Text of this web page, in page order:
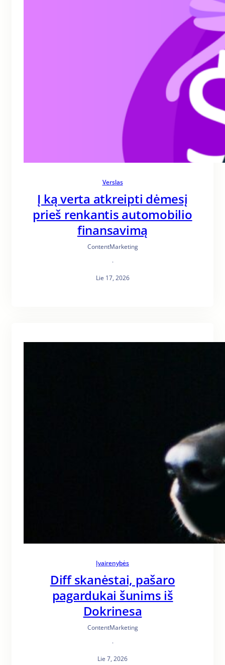
Verslas
Į ką verta atkreipti dėmesį
prieš renkantis automobilio
finansavimą
ContentMarketing
·
Lie 17, 2026
Įvairenybės
Diff skanėstai, pašaro
pagardukai šunims iš
Dokrinesa
ContentMarketing
·
Lie 7, 2026